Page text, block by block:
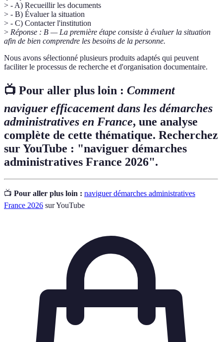
> - A) Recueillir les documents
> - B) Évaluer la situation
> - C) Contacter l'institution
> Réponse : B — La première étape consiste à évaluer la situation
afin de bien comprendre les besoins de la personne.
Nous avons sélectionné plusieurs produits adaptés qui peuvent
faciliter le processus de recherche et d'organisation documentaire.
📺 Pour aller plus loin : Comment
naviguer efficacement dans les démarches
administratives en France, une analyse
complète de cette thématique. Recherchez
sur YouTube : "naviguer démarches
administratives France 2026".
📺 Pour aller plus loin : naviguer démarches administratives
France 2026 sur YouTube